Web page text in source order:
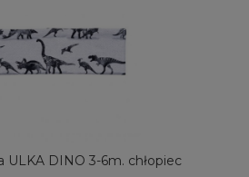
ULKA DINO 3-6m. chłopiec